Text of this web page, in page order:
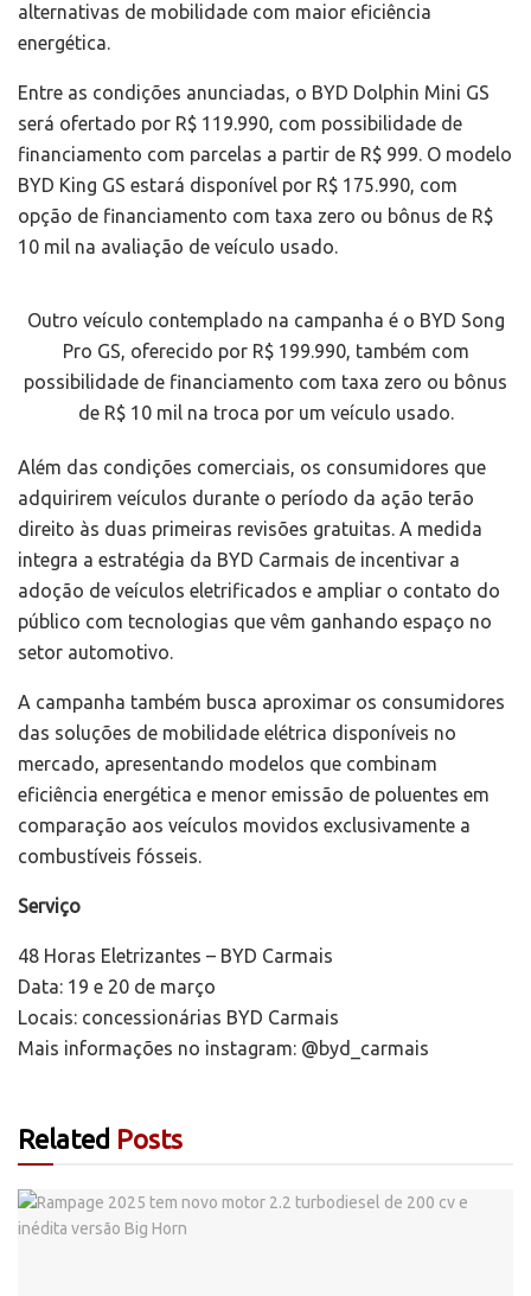
alternativas de mobilidade com maior eficiência
energética.
Entre as condições anunciadas, o BYD Dolphin Mini GS
será ofertado por R$ 119.990, com possibilidade de
financiamento com parcelas a partir de R$ 999. O modelo
BYD King GS estará disponível por R$ 175.990, com
opção de financiamento com taxa zero ou bônus de R$
10 mil na avaliação de veículo usado.
Outro veículo contemplado na campanha é o BYD Song
Pro GS, oferecido por R$ 199.990, também com
possibilidade de financiamento com taxa zero ou bônus
de R$ 10 mil na troca por um veículo usado.
Além das condições comerciais, os consumidores que
adquirirem veículos durante o período da ação terão
direito às duas primeiras revisões gratuitas. A medida
integra a estratégia da BYD Carmais de incentivar a
adoção de veículos eletrificados e ampliar o contato do
público com tecnologias que vêm ganhando espaço no
setor automotivo.
A campanha também busca aproximar os consumidores
das soluções de mobilidade elétrica disponíveis no
mercado, apresentando modelos que combinam
eficiência energética e menor emissão de poluentes em
comparação aos veículos movidos exclusivamente a
combustíveis fósseis.
Serviço
48 Horas Eletrizantes – BYD Carmais
Data: 19 e 20 de março
Locais: concessionárias BYD Carmais
Mais informações no instagram: @byd_carmais
Related Posts